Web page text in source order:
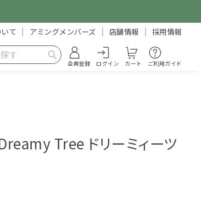
て アミングメンバーズ 店舗情報 採用情報
会員登録 ログイン カート ご利用ガイド
Tree ドリーミィーツ